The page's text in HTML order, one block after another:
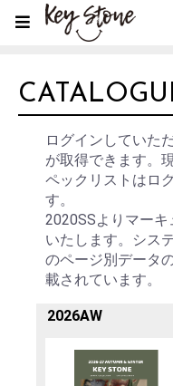
ログインしていた
が取得できます。
ペックリストはロ
す。
2020SSよりマー
いたします。シス
のページ別データ
載されています。
2026AW